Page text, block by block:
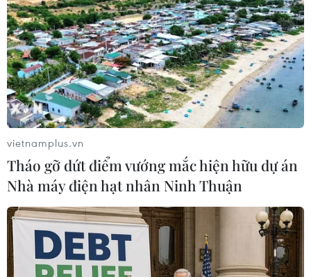
#đường sắt tốc độ cao Bắc-Nam
#đường sắt cao tốc
#kịch bản đầu tư đường sắt tốc độ cao
#đường sắt bắc-nam
#bộ giao thông vận tải
vietnamplus.vn
Tháo gỡ dứt điểm vướng mắc hiện hữu dự án
Nhà máy điện hạt nhân Ninh Thuận